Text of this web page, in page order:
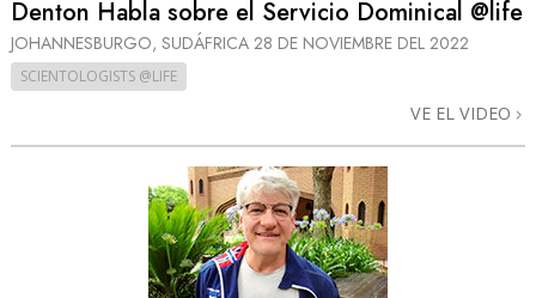
Denton Habla sobre el Servicio Dominical @life
JOHANNESBURGO, SUDÁFRICA 28 DE NOVIEMBRE DEL 2022
SCIENTOLOGISTS @LIFE
VE EL VIDEO